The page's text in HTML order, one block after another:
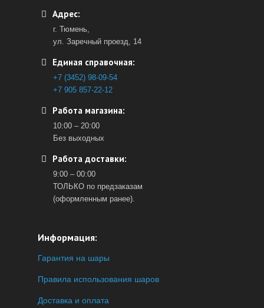
Адрес:
г. Тюмень,
ул. Заречный проезд, 14
Единая справочная:
+7 (3452) 98-09-54
+7 905 857-22-12
Работа магазина:
10:00 – 20:00
Без выходных
Работа доставки:
9:00 – 00:00
ТОЛЬКО по предзаказам
(оформленным ранее).
Информация:
Гарантия на шары
Правила использования шаров
Доставка и оплата